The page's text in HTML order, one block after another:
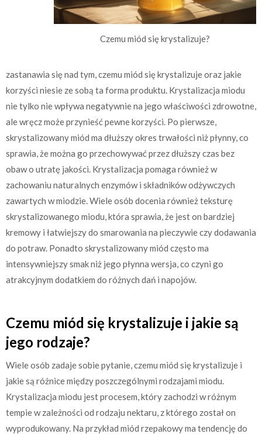
Czemu miód się krystalizuje?
zastanawia się nad tym, czemu miód się krystalizuje oraz jakie
korzyści niesie ze sobą ta forma produktu. Krystalizacja miodu
nie tylko nie wpływa negatywnie na jego właściwości zdrowotne,
ale wręcz może przynieść pewne korzyści. Po pierwsze,
skrystalizowany miód ma dłuższy okres trwałości niż płynny, co
sprawia, że można go przechowywać przez dłuższy czas bez
obaw o utratę jakości. Krystalizacja pomaga również w
zachowaniu naturalnych enzymów i składników odżywczych
zawartych w miodzie. Wiele osób docenia również teksturę
skrystalizowanego miodu, która sprawia, że jest on bardziej
kremowy i łatwiejszy do smarowania na pieczywie czy dodawania
do potraw. Ponadto skrystalizowany miód często ma
intensywniejszy smak niż jego płynna wersja, co czyni go
atrakcyjnym dodatkiem do różnych dań i napojów.
Czemu miód się krystalizuje i jakie są
jego rodzaje?
Wiele osób zadaje sobie pytanie, czemu miód się krystalizuje i
jakie są różnice między poszczególnymi rodzajami miodu.
Krystalizacja miodu jest procesem, który zachodzi w różnym
tempie w zależności od rodzaju nektaru, z którego został on
wyprodukowany. Na przykład miód rzepakowy ma tendencję do